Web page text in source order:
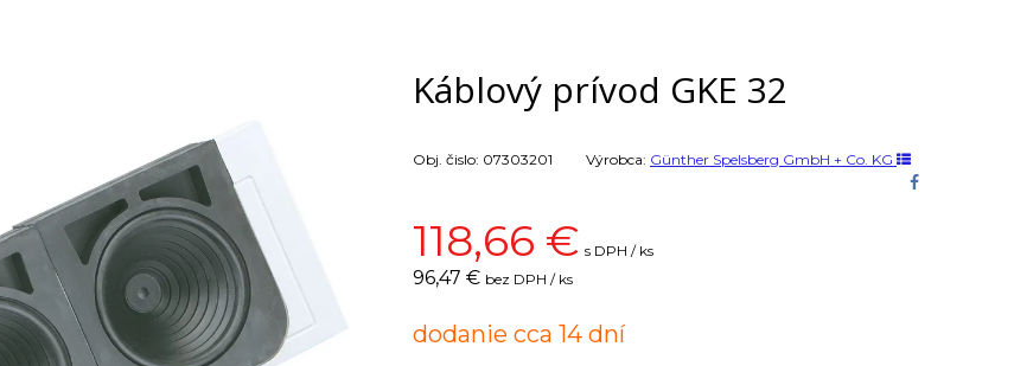
Káblový prívod GKE 32
Obj. čislo: 07303201 Výrobca: Günther Spelsberg GmbH + Co. KG
118,66 € s DPH / ks
96,47 € bez DPH / ks
dodanie cca 14 dní